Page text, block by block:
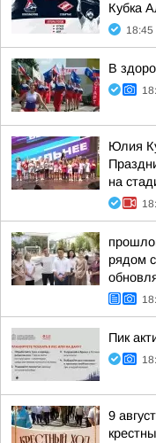
Кубка
18:45
В
Юлия
на
рядом
Пик
9